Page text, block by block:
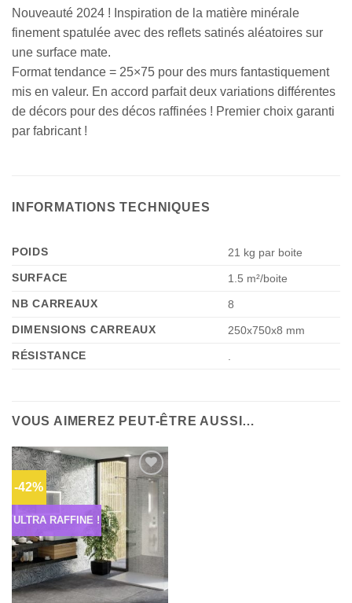
Nouveauté 2024 ! Inspiration de la matière minérale
finement spatulée avec des reflets satinés aléatoires sur
une surface mate.
Format tendance = 25×75 pour des murs fantastiquement
mis en valeur. En accord parfait deux variations différentes
de décors pour des décos raffinées ! Premier choix garanti
par fabricant !
INFORMATIONS TECHNIQUES
POIDS
21 kg par boite
SURFACE
1.5 m²/boite
NB CARREAUX
8
DIMENSIONS CARREAUX
250x750x8 mm
RÉSISTANCE
.
VOUS AIMEREZ PEUT-ÊTRE AUSSI…
-42%
ULTRA RAFFINE !
à la liste